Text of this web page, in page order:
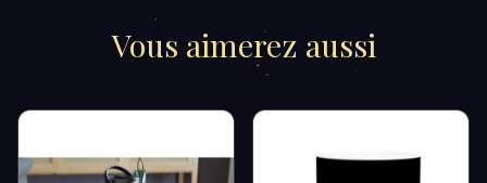
Vous aimerez aussi